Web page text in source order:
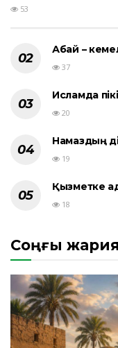
53
Абай –
37
Исламда
20
Намаздың
19
Қызметке
18
Соңғы